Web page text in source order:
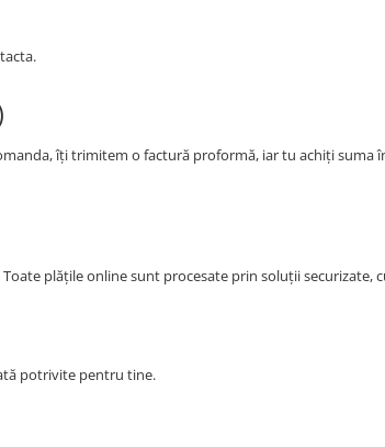
îți trimitem o factură proformă, iar tu achiți suma
plățile online sunt procesate prin soluții securizate,
potrivite pentru tine.